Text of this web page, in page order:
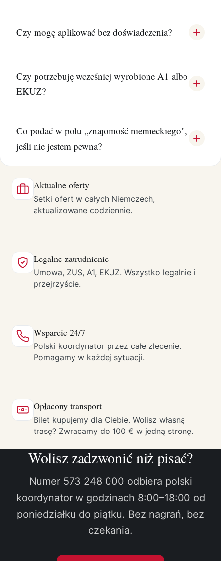
Czy mogę aplikować bez doświadczenia?
Czy potrzebuję wcześniej wyrobione A1 albo
EKUZ?
Co podać w polu „znajomość niemieckiego",
jeśli nie jestem pewna?
Aktualne oferty
Setki ofert w całych Niemczech,
aktualizowane codziennie.
Legalne zatrudnienie
Umowa, ZUS, A1, EKUZ. Wszystko legalnie i
przejrzyście.
Wsparcie 24/7
Polski koordynator przez całe zlecenie.
Pomagamy w każdej sytuacji.
Opłacony transport
Bilet kupujemy dla Ciebie. Wolisz własną
trasę? Zwracamy do 100 € w jedną stronę.
Wolisz zadzwonić niż pisać?
Numer 573 248 000 odbiera polski
koordynator w godzinach 8:00–18:00 od
poniedziałku do piątku. Bez nagrań, bez
czekania.